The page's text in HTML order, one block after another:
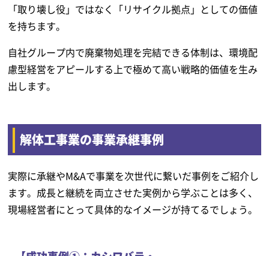
「取り壊し役」ではなく「リサイクル拠点」としての価値
を持ちます。
自社グループ内で廃棄物処理を完結できる体制は、環境配
慮型経営をアピールする上で極めて高い戦略的価値を生み
出します。
解体工事業の事業承継事例
実際に承継やM&Aで事業を次世代に繋いだ事例をご紹介し
ます。成長と継続を両立させた実例から学ぶことは多く、
現場経営者にとって具体的なイメージが持てるでしょう。